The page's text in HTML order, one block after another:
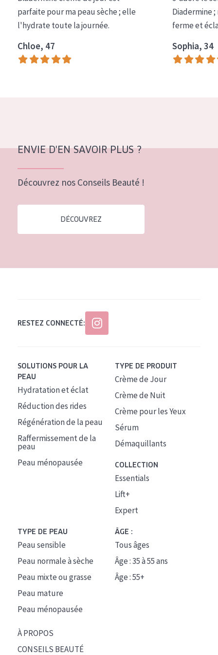
COLLECTION
Essentials
Lift+
Expert
Peau mixte ou grasse
Peau mature
Peau ménopausée
Âge : 55+
parfaite pour ma peau sèche ; elle
l'hydrate toute la journée.
Chloe, 47
Diadermine
ferme et
Sophia, 34
ENVIE D'EN SAVOIR PLUS ?
Découvrez nos Conseils Beauté !
DÉCOUVREZ
RESTEZ CONNECTÉ:
SOLUTIONS POUR LA
PEAU
Hydratation et éclat
Réduction des rides
Régénération de la peau
Raffermissement de la
peau
Peau ménopausée
TYPE DE PRODUIT
Crème de Jour
Crème de Nuit
Crème pour les Yeux
Sérum
Démaquillants
COLLECTION
Essentials
Lift+
Expert
TYPE DE PEAU
Peau sensible
Peau normale à sèche
Peau mixte ou grasse
Peau mature
Peau ménopausée
ÂGE :
Tous âges
Âge : 35 à 55 ans
Âge : 55+
À PROPOS
CONSEILS BEAUTÉ